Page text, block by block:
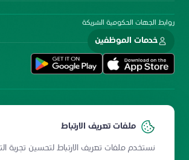
ملفات تعريف الارتباط
نستخدم ملفات تعريف الارتباط لتحسين تجربة
روابط الجهات الحكومية الشريكة
خدمات الموظفين
سياسة المشاركة الإلكترونية
سياسة